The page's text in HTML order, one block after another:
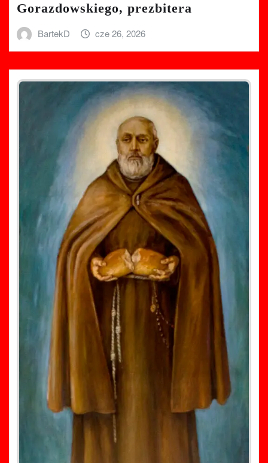
Gorazdowskiego, prezbitera
BartekD cze 26, 2026